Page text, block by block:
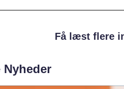
Få læst flere
Nyheder